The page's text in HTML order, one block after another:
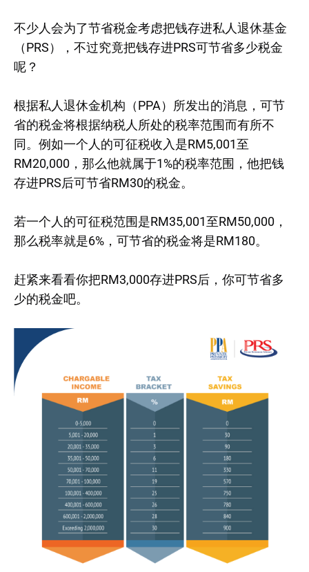
不少人会为了节省税金考虑把钱存进私人退休基金
（PRS），不过究竟把钱存进PRS可节省多少税金
呢？
根据私人退休金机构（PPA）所发出的消息，可节
省的税金将根据纳税人所处的税率范围而有所不
同。例如一个人的可征税收入是RM5,001至
RM20,000，那么他就属于1%的税率范围，他把钱
存进PRS后可节省RM30的税金。
若一个人的可征税范围是RM35,001至RM50,000，
那么税率就是6%，可节省的税金将是RM180。
赶紧来看看你把RM3,000存进PRS后，你可节省多
少的税金吧。